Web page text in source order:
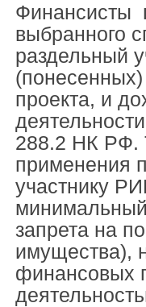
Финансисты
выбранного
раздельный
проекта, и
288.2 НК РФ.
применения
участнику
запрета на
имущества),
финансовых